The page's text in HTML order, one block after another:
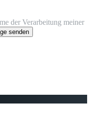
der Verarbeitung meiner
senden